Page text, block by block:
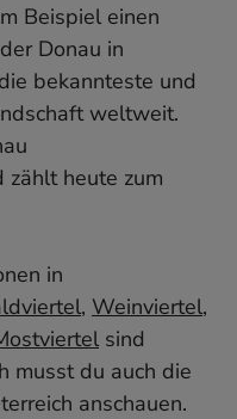
Beispiel einen
Donau in
bekannteste und
weltweit.
zählt heute zum
in
, Weinviertel,
sind
musst du auch die
anschauen.